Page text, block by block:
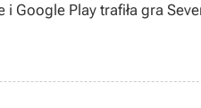
i Google Play trafiła gra